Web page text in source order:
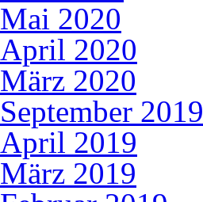
Mai 2020
April 2020
März 2020
September 2019
April 2019
März 2019